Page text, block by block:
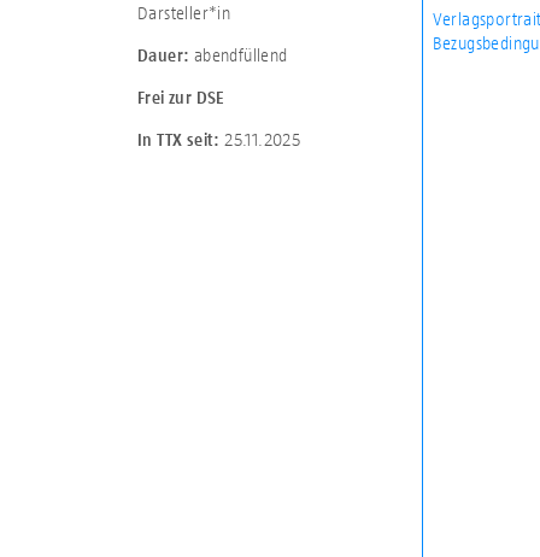
Darsteller*in
Dauer: abendfüllend
Frei zur DSE
In TTX seit: 25.11.2025